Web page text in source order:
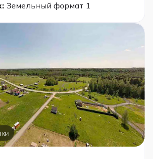
Земельный формат 1